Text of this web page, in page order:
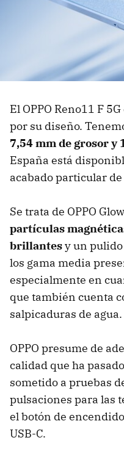
El OPPO Reno11 F
por su diseño.
7,54 mm de grosor y
España está
acabado particular de
Se trata de OPPO
partículas
brillantesy un
los gama media
especialmente en
que también cuenta
salpicaduras de agua.
OPPO presume de
calidad que ha
sometido a pruebas
pulsaciones para las
el botón de
USB-C.